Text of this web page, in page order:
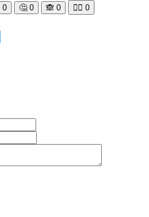
0 🤔 0 🙈 0 🧘‍♀️ 0